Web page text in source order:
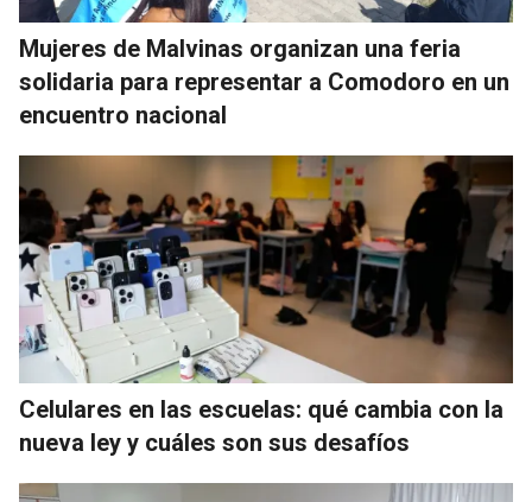
Mujeres de Malvinas organizan una feria
solidaria para representar a Comodoro en un
encuentro nacional
Celulares en las escuelas: qué cambia con la
nueva ley y cuáles son sus desafíos